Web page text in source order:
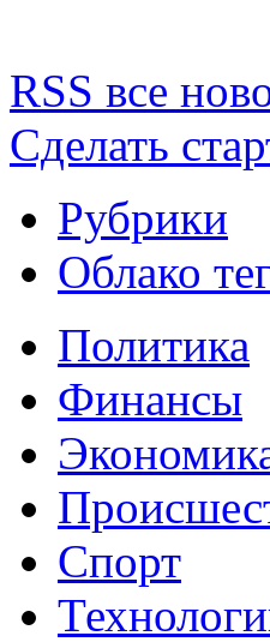
RSS все
Сделать
Рубрики
Облако
Политика
Финансы
Спорт